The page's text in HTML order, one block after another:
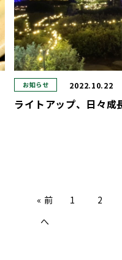
お知らせ 2022.10.22
ライトアップ、日々成
« 前
へ
1 2